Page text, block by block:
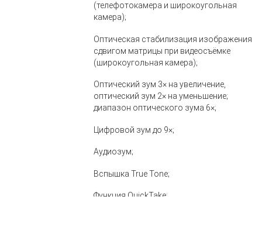
(телефотокамера и широкоугольная
камера);
Оптическая стабилизация изображения
сдвигом матрицы при видеосъёмке
(широкоугольная камера);
Оптический зум 3× на увеличение,
оптический зум 2× на уменьшение;
диапазон оптического зума 6×;
Цифровой зум до 9×;
Аудиозум;
Вспышка True Tone;
Функция QuickTake;